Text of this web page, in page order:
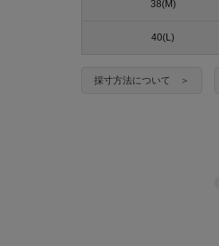
38(M)
40(L)
採寸方法について ＞